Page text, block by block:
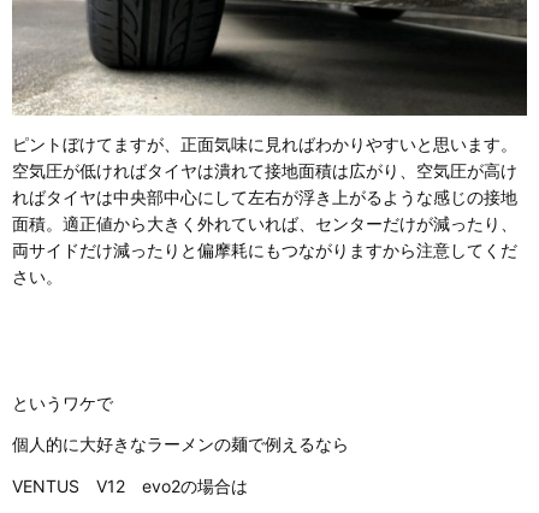
ピントぼけてますが、正面気味に見ればわかりやすいと思います。
空気圧が低ければタイヤは潰れて接地面積は広がり、空気圧が高け
ればタイヤは中央部中心にして左右が浮き上がるような感じの接地
面積。適正値から大きく外れていれば、センターだけが減ったり、
両サイドだけ減ったりと偏摩耗にもつながりますから注意してくだ
さい。
というワケで
個人的に大好きなラーメンの麺で例えるなら
VENTUS V12 evo2の場合は